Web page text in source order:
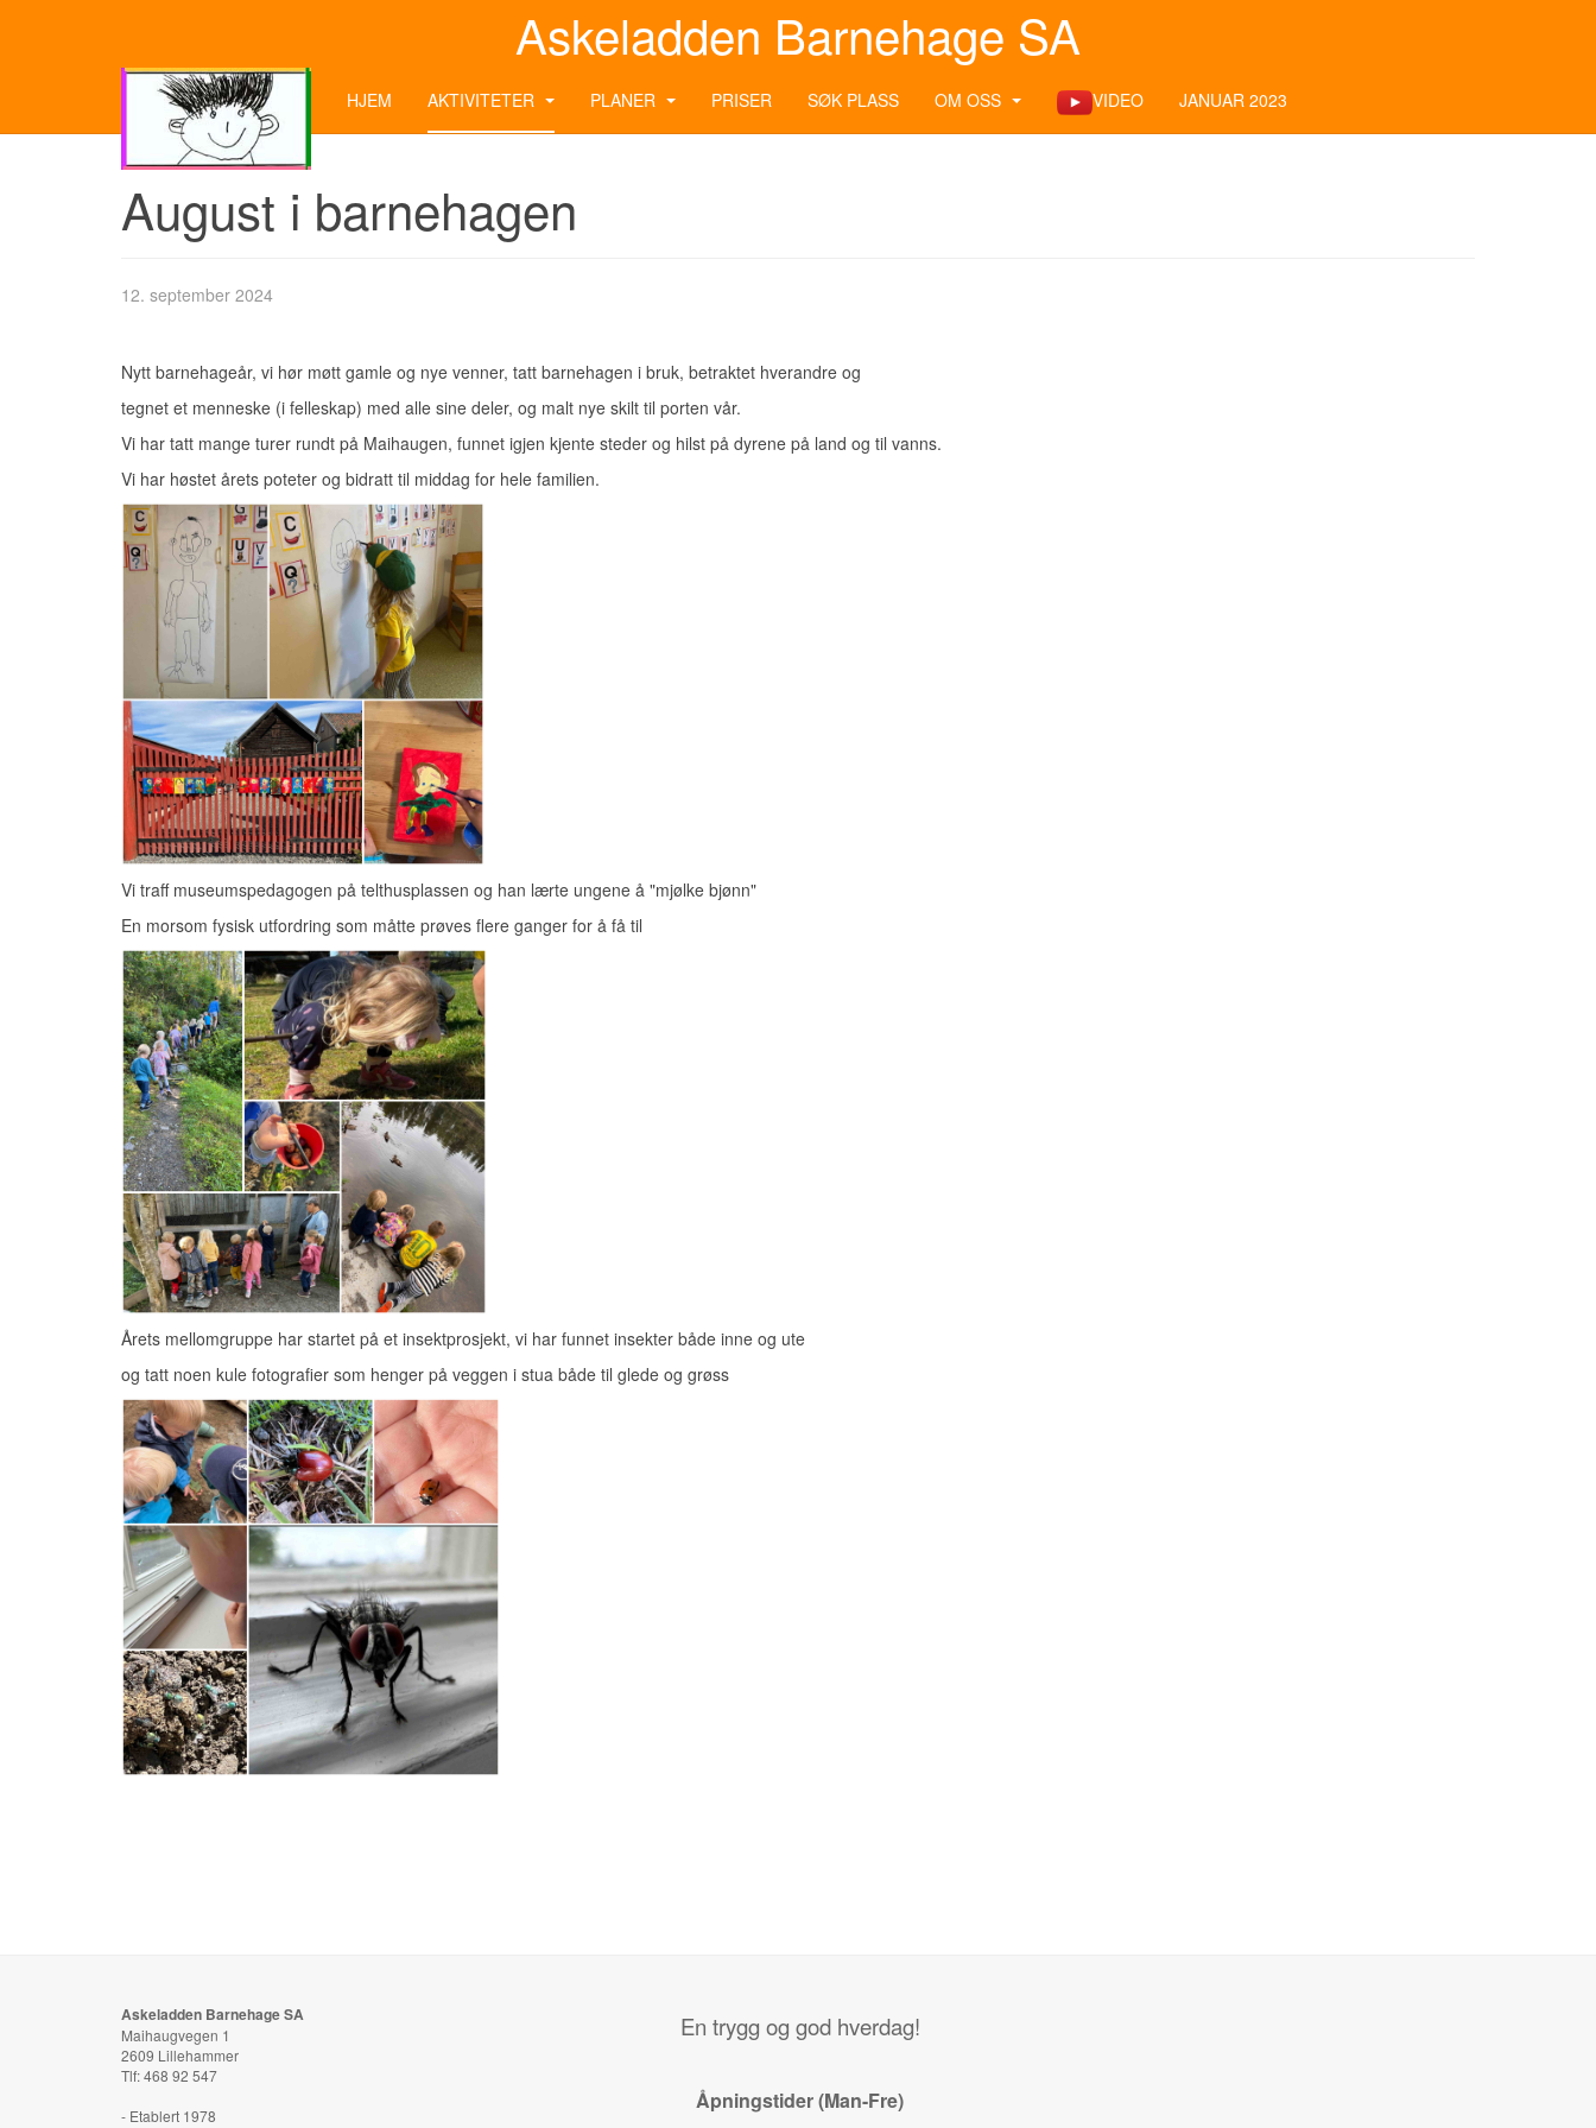
Askeladden Barnehage SA
HJEM AKTIVITETER PLANER PRISER SØK PLASS OM OSS VIDEO JANUAR 2023
August i barnehagen
12. september 2024
Nytt barnehageår, vi hør møtt gamle og nye venner, tatt barnehagen i bruk, betraktet hverandre og
tegnet et menneske (i felleskap) med alle sine deler, og malt nye skilt til porten vår.
Vi har tatt mange turer rundt på Maihaugen, funnet igjen kjente steder og hilst på dyrene på land og til vanns.
Vi har høstet årets poteter og bidratt til middag for hele familien.
Vi traff museumspedagogen på telthusplassen og han lærte ungene å "mjølke bjønn"
En morsom fysisk utfordring som måtte prøves flere ganger for å få til
Årets mellomgruppe har startet på et insektprosjekt, vi har funnet insekter både inne og ute
og tatt noen kule fotografier som henger på veggen i stua både til glede og grøss
Askeladden Barnehage SA
Maihaugvegen 1
2609 Lillehammer
Tlf: 468 92 547
- Etablert 1978
En trygg og god hverdag!
Åpningstider (Man-Fre)